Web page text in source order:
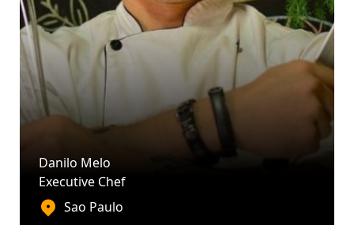
Danilo Melo
Executive Chef
Sao Paulo